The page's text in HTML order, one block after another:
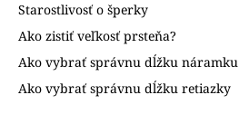
Starostlivosť o šperky
Ako zistiť veľkosť prsteňa?
Ako vybrať správnu dĺžku náramku
Ako vybrať správnu dĺžku retiazky